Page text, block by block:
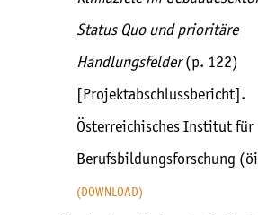
Status Quo und prioritäre
Handlungsfelder(p. 122)
[Projektabschlussbericht].
Österreichisches Institut für
Berufsbildungsforschung
DOWNLOAD